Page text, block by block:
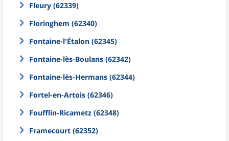
Fleury (62339)
Floringhem (62340)
Fontaine-l'Étalon (62345)
Fontaine-lès-Boulans (62342)
Fontaine-lès-Hermans (62344)
Fortel-en-Artois (62346)
Foufflin-Ricametz (62348)
Framecourt (62352)